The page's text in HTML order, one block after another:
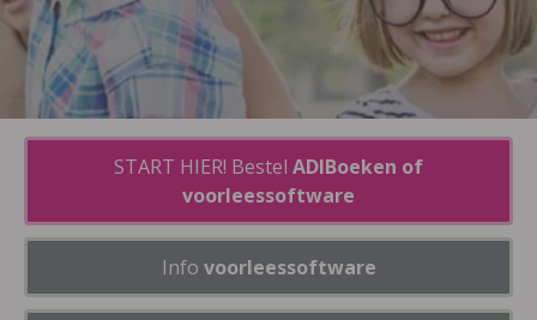
START HIER! Bestel ADIBoeken of
voorleessoftware
Info voorleessoftware